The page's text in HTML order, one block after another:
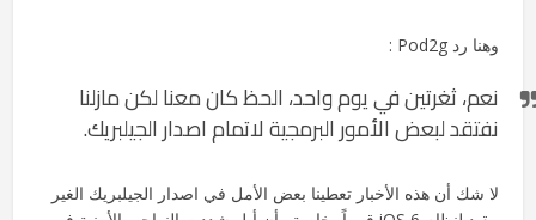
وهنا رد Pod2g :
نعم، ثغرتين في يوم واحد، الحظ كان معنا لكن مازلنا
نفتقد لبعض الأمور البرمجية لاتمام اصدار الجيلبريك.
لا شك أن هذه الأخبار تعطينا بعض الأمل في اصدار الجيلبريك الغير